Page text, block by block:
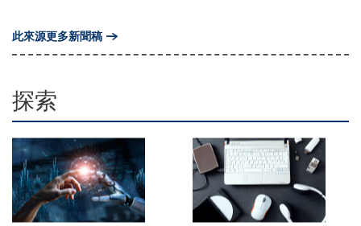
此來源更多新聞稿
探索